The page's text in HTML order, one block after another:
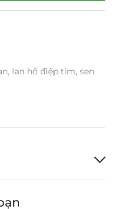
, lan hồ điệp tím, sen